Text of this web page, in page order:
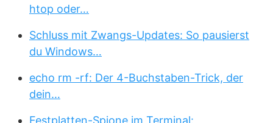
htop oder…
Schluss mit Zwangs-Updates: So pausierst
du Windows…
echo rm -rf: Der 4-Buchstaben-Trick, der
dein…
Festplatten-Spione im Terminal: